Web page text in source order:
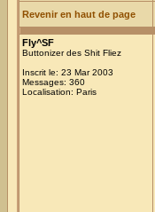
Revenir en haut de page
Fly^SF
Buttonizer des Shit Fliez
Inscrit le: 23 Mar 2003
Messages: 360
Localisation: Paris